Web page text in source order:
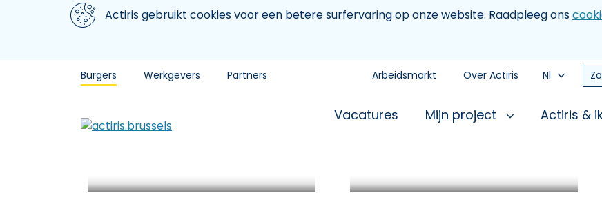
Aller au contenu principal
We gebruiken cookiesActiris gebruikt cookies voor een betere surfervaring op onze website. Raadpleeg ons
Burgers Werkgevers Partners Arbeidsmarkt Over Actiris Nl
Vacatures Mijn project Actiris &
Einde van je